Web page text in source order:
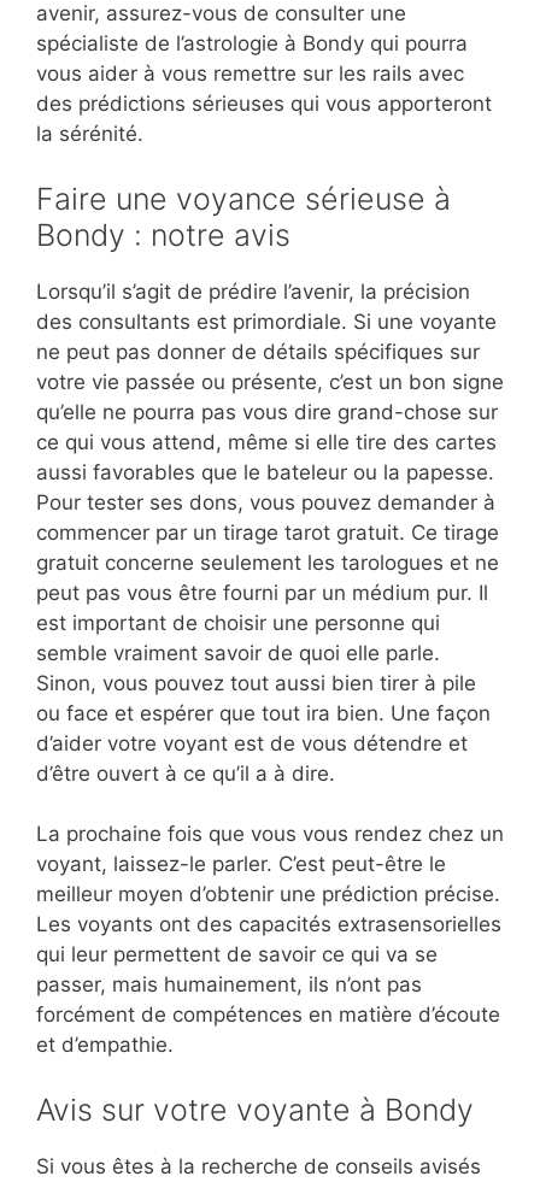
avenir, assurez-vous de consulter une
spécialiste de l’astrologie à Bondy qui pourra
vous aider à vous remettre sur les rails avec
des prédictions sérieuses qui vous apporteront
la sérénité.
Faire une voyance sérieuse à
Bondy : notre avis
Lorsqu’il s’agit de prédire l’avenir, la précision
des consultants est primordiale. Si une voyante
ne peut pas donner de détails spécifiques sur
votre vie passée ou présente, c’est un bon signe
qu’elle ne pourra pas vous dire grand-chose sur
ce qui vous attend, même si elle tire des cartes
aussi favorables que le bateleur ou la papesse.
Pour tester ses dons, vous pouvez demander à
commencer par un tirage tarot gratuit. Ce tirage
gratuit concerne seulement les tarologues et ne
peut pas vous être fourni par un médium pur. Il
est important de choisir une personne qui
semble vraiment savoir de quoi elle parle.
Sinon, vous pouvez tout aussi bien tirer à pile
ou face et espérer que tout ira bien. Une façon
d’aider votre voyant est de vous détendre et
d’être ouvert à ce qu’il a à dire.
La prochaine fois que vous vous rendez chez un
voyant, laissez-le parler. C’est peut-être le
meilleur moyen d’obtenir une prédiction précise.
Les voyants ont des capacités extrasensorielles
qui leur permettent de savoir ce qui va se
passer, mais humainement, ils n’ont pas
forcément de compétences en matière d’écoute
et d’empathie.
Avis sur votre voyante à Bondy
Si vous êtes à la recherche de conseils avisés